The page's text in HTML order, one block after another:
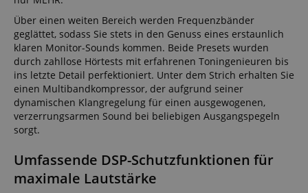
Über einen weiten Bereich werden Frequenzbänder
geglättet, sodass Sie stets in den Genuss eines erstaunlich
klaren Monitor-Sounds kommen. Beide Presets wurden
durch zahllose Hörtests mit erfahrenen Toningenieuren bis
ins letzte Detail perfektioniert. Unter dem Strich erhalten Sie
einen Multibandkompressor, der aufgrund seiner
dynamischen Klangregelung für einen ausgewogenen,
verzerrungsarmen Sound bei beliebigen Ausgangspegeln
sorgt.
Umfassende DSP-Schutzfunktionen für
maximale Lautstärke